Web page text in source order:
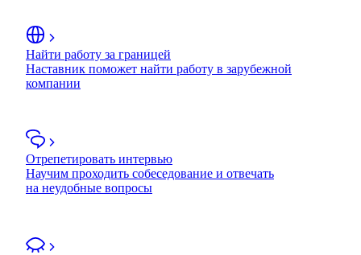
Найти работу за границей
Наставник поможет найти работу в зарубежной
компании
Отрепетировать интервью
Научим проходить собеседование и отвечать
на неудобные вопросы